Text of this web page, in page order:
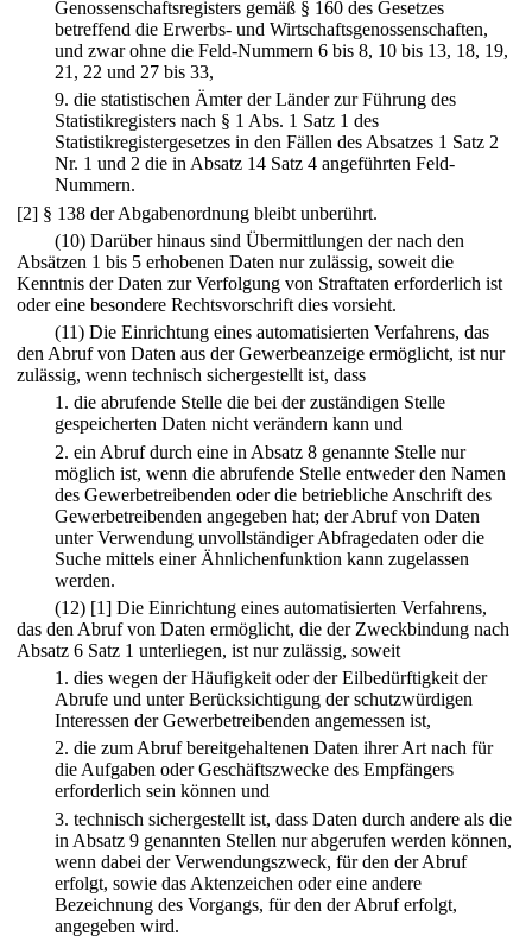
Genossenschaftsregisters gemäß § 160 des Gesetzes
betreffend die Erwerbs- und Wirtschaftsgenossenschaften,
und zwar ohne die Feld-Nummern 6 bis 8, 10 bis 13, 18, 19,
21, 22 und 27 bis 33,
9. die statistischen Ämter der Länder zur Führung des
Statistikregisters nach § 1 Abs. 1 Satz 1 des
Statistikregistergesetzes in den Fällen des Absatzes 1 Satz 2
Nr. 1 und 2 die in Absatz 14 Satz 4 angeführten Feld-
Nummern.
[2] § 138 der Abgabenordnung bleibt unberührt.
(10) Darüber hinaus sind Übermittlungen der nach den
Absätzen 1 bis 5 erhobenen Daten nur zulässig, soweit die
Kenntnis der Daten zur Verfolgung von Straftaten erforderlich ist
oder eine besondere Rechtsvorschrift dies vorsieht.
(11) Die Einrichtung eines automatisierten Verfahrens, das
den Abruf von Daten aus der Gewerbeanzeige ermöglicht, ist nur
zulässig, wenn technisch sichergestellt ist, dass
1. die abrufende Stelle die bei der zuständigen Stelle
gespeicherten Daten nicht verändern kann und
2. ein Abruf durch eine in Absatz 8 genannte Stelle nur
möglich ist, wenn die abrufende Stelle entweder den Namen
des Gewerbetreibenden oder die betriebliche Anschrift des
Gewerbetreibenden angegeben hat; der Abruf von Daten
unter Verwendung unvollständiger Abfragedaten oder die
Suche mittels einer Ähnlichenfunktion kann zugelassen
werden.
(12) [1] Die Einrichtung eines automatisierten Verfahrens,
das den Abruf von Daten ermöglicht, die der Zweckbindung nach
Absatz 6 Satz 1 unterliegen, ist nur zulässig, soweit
1. dies wegen der Häufigkeit oder der Eilbedürftigkeit der
Abrufe und unter Berücksichtigung der schutzwürdigen
Interessen der Gewerbetreibenden angemessen ist,
2. die zum Abruf bereitgehaltenen Daten ihrer Art nach für
die Aufgaben oder Geschäftszwecke des Empfängers
erforderlich sein können und
3. technisch sichergestellt ist, dass Daten durch andere als die
in Absatz 9 genannten Stellen nur abgerufen werden können,
wenn dabei der Verwendungszweck, für den der Abruf
erfolgt, sowie das Aktenzeichen oder eine andere
Bezeichnung des Vorgangs, für den der Abruf erfolgt,
angegeben wird.